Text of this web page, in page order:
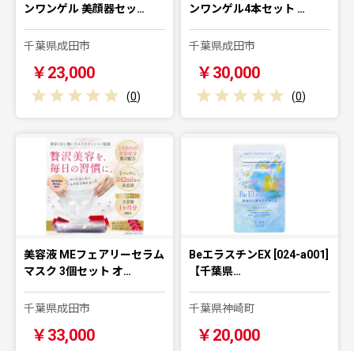
ンワンゲル 美顔器セッ…
千葉県成田市
￥23,000
(0)
ンワンゲル4本セット …
千葉県成田市
￥30,000
(0)
美容液 MEフェアリーセラム
マスク 3個セット オ…
千葉県成田市
￥33,000
BeエラスチンEX [024-a001]
【千葉県…
千葉県神崎町
￥20,000